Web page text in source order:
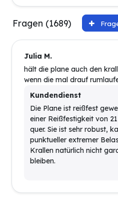
Fragen (1689)
Julia M.
hält die plane auch den
wenn die mal drauf
Kundendienst
Die Plane ist reißfest
einer Reißfestigkeit von
quer. Sie ist sehr robust,
punktueller extremer
Krallen natürlich nicht
bleiben.